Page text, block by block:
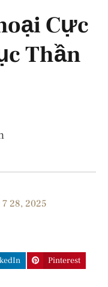
Cực
Thần
28, 2025
Pinterest